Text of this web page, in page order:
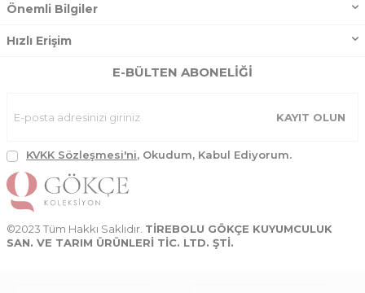
Önemli Bilgiler
Hızlı Erişim
E-BÜLTEN ABONELIĞI
KAYIT OLUN
KVKK Sözleşmesi'ni, Okudum, Kabul Ediyorum.
©2023 Tüm Hakkı Saklıdır. TİREBOLU GÖKÇE KUYUMCULUK
SAN. VE TARIM ÜRÜNLERİ TİC. LTD. ŞTİ.